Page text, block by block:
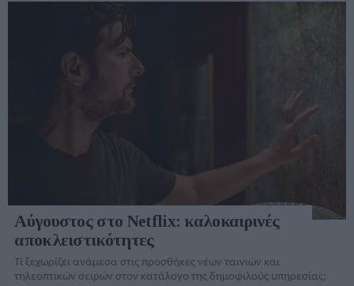
Αύγουστος στο Netflix: καλοκαιρινές
αποκλειστικότητες
Τί ξεχωρίζει ανάμεσα στις προσθήκες νέων ταινιών και
τηλεοπτικών σειρών στον κατάλογo της δημοφιλούς υπηρεσίας;